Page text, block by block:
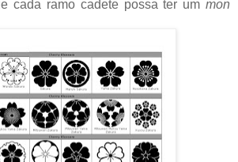
cada ramo cadete possa ter um mon